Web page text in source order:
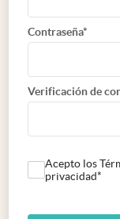
Contraseña*
Verificación de
Acepto los
privacidad*